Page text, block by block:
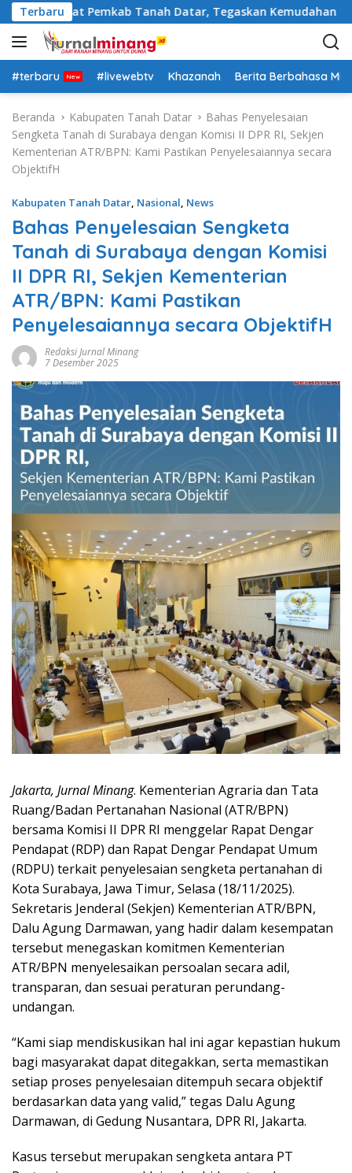
a
g
u
Terbaru
Pejabat Pemkab Tanah Datar, Tegaskan Kemudahan Izin
#terbaru #livewebtv Khazanah Berita Berbahasa
Beranda Kabupaten Tanah Datar
Bahas Penyelesaian
Sengketa Tanah di Surabaya dengan Komisi II DPR RI, Sekjen
Kementerian ATR/BPN: Kami Pastikan Penyelesaiannya secara
ObjektifH
Kabupaten Tanah Datar, Nasional, News
Bahas Penyelesaian Sengketa
Tanah di Surabaya dengan Komisi
II DPR RI, Sekjen Kementerian
ATR/BPN: Kami Pastikan
Penyelesaiannya secara ObjektifH
Redaksi Jurnal Minang
7 Desember 2025
Jakarta, Jurnal Minang. Kementerian Agraria dan Tata
Ruang/Badan Pertanahan Nasional (ATR/BPN)
bersama Komisi II DPR RI menggelar Rapat Dengar
Pendapat (RDP) dan Rapat Dengar Pendapat Umum
(RDPU) terkait penyelesaian sengketa pertanahan di
Kota Surabaya, Jawa Timur, Selasa (18/11/2025).
Sekretaris Jenderal (Sekjen) Kementerian ATR/BPN,
Dalu Agung Darmawan, yang hadir dalam kesempatan
tersebut menegaskan komitmen Kementerian
ATR/BPN menyelesaikan persoalan secara adil,
transparan, dan sesuai peraturan perundang-
undangan.
“Kami siap mendiskusikan hal ini agar kepastian hukum
bagi masyarakat dapat ditegakkan, serta memastikan
setiap proses penyelesaian ditempuh secara objektif
berdasarkan data yang valid,” tegas Dalu Agung
Darmawan, di Gedung Nusantara, DPR RI, Jakarta.
Kasus tersebut merupakan sengketa antara PT